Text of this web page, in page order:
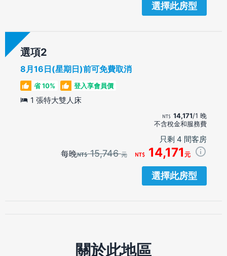
選擇此房型
選項
8月16日(星期日)前可免費取消
省 10% 登入享會員價
1 張特大雙人床
14,171/1 晚
不含稅金和服務費
只剩 4 間客房
每晚 15,746元 14,171 元
選擇此房型
關於此地區